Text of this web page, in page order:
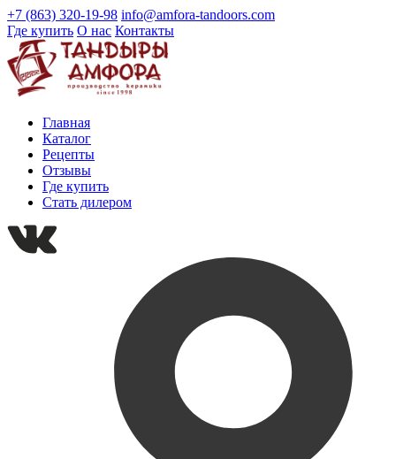
+7 (863) 320-19-98 info@amfora-tandoors.com
Где купить О нас Контакты
Главная
Каталог
Рецепты
Отзывы
Где купить
Стать дилером